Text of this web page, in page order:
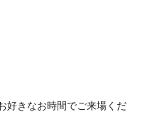
好きなお時間でご来場くだ